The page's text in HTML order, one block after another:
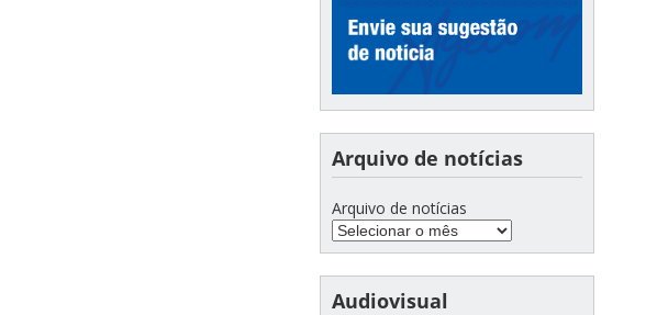
Arquivo de notícias
Arquivo de notícias
Audiovisual